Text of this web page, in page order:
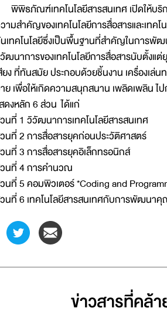
พิพิธภัณฑ์เทคโนโลยีสารสนเทศ เปิดให้บริ
ามสำคัญของเทคโนโลยีการสื่อสารและเทค
เทคโนโลยีซึ่งเป็นพื้นฐานที่สำคัญในการพั
ฒนาการของเทคโนโลยีการสื่อสารนับตั้งแ
ยง ที่ทันสมัย ประกอบด้วยชิ้นงาน เครื่องเล่
ย เพื่อให้เกิดความสนุกสนาน เพลิดเพลิน
ดงหลัก 6 ส่วน ได้แก่
นที่ 1 วิวัฒนาการเทคโนโลยีสารสนเทศ
นที่ 2 การสื่อสารยุคก่อนประวัติศาสตร์
นที่ 3 การสื่อสารยุคอิเล็กทรอนิกส์
นที่ 4 การคำนวณ
นที่ 5 คอมพิวเตอร์ *Coding and
นที่ 6 เทคโนโลยีสารสนเทศกับการพัฒนา
ข่าวสารที่่คล้